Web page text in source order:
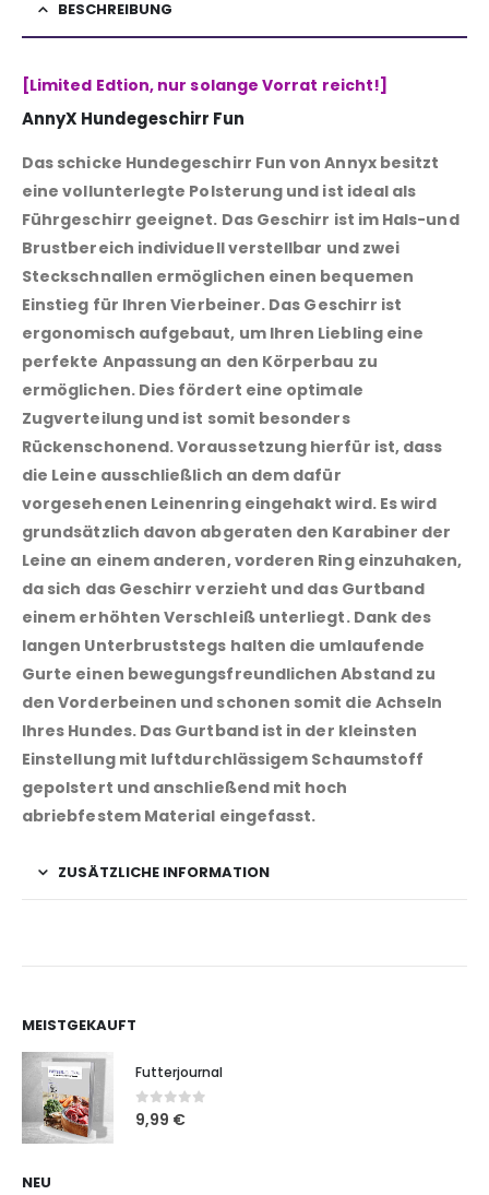
BESCHREIBUNG
[Limited Edtion, nur solange Vorrat reicht!]
AnnyX Hundegeschirr Fun
Das schicke Hundegeschirr Fun von Annyx besitzt
eine vollunterlegte Polsterung und ist ideal als
Führgeschirr geeignet. Das Geschirr ist im Hals-und
Brustbereich individuell verstellbar und zwei
Steckschnallen ermöglichen einen bequemen
Einstieg für Ihren Vierbeiner. Das Geschirr ist
ergonomisch aufgebaut, um Ihren Liebling eine
perfekte Anpassung an den Körperbau zu
ermöglichen. Dies fördert eine optimale
Zugverteilung und ist somit besonders
Rückenschonend. Voraussetzung hierfür ist, dass
die Leine ausschließlich an dem dafür
vorgesehenen Leinenring eingehakt wird. Es wird
grundsätzlich davon abgeraten den Karabiner der
Leine an einem anderen, vorderen Ring einzuhaken,
da sich das Geschirr verzieht und das Gurtband
einem erhöhten Verschleiß unterliegt. Dank des
langen Unterbruststegs halten die umlaufende
Gurte einen bewegungsfreundlichen Abstand zu
den Vorderbeinen und schonen somit die Achseln
Ihres Hundes. Das Gurtband ist in der kleinsten
Einstellung mit luftdurchlässigem Schaumstoff
gepolstert und anschließend mit hoch
abriebfestem Material eingefasst.
ZUSÄTZLICHE INFORMATION
MEISTGEKAUFT
Futterjournal
0 out of 5
9,99 €
NEU